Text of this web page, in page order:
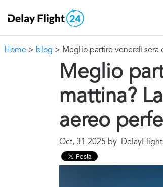
Home > blog > Meglio partire venerdì sera
Meglio
mattina?
aereo
Oct, 31 2025 by